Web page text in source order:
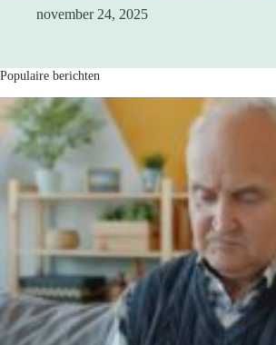
november 24, 2025
Populaire berichten